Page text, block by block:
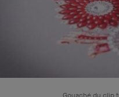
Gouaché du clip